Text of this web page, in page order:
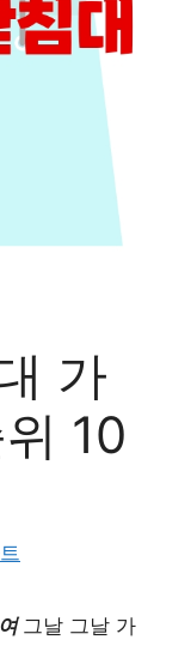
가
10
그날 그날 가